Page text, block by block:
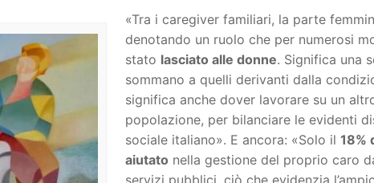
«Tra i caregiver familiari, la parte
denotando un ruolo che per numerosi
stato lasciato alle donne. Significa una
sommano a quelli derivanti dalla
significa anche dover lavorare su un
popolazione, per bilanciare le evidenti
sociale italiano». E ancora: «Solo il 18%
aiutato nella gestione del proprio caro
servizi pubblici, ciò che evidenzia